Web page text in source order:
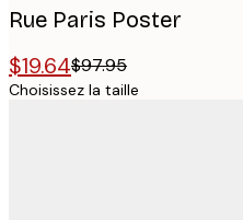
Rue Paris Poster
$19.64$97.95
Choisissez la taille